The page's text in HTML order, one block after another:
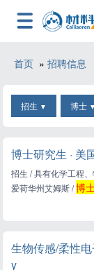
首页 » 招聘信息
招生 ▼ 博士 ▼
博士研究生 · 美
招生 / 具有化学工程
爱荷华州艾姆斯 /博
生物传感/柔性
y